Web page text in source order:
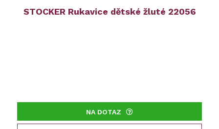
STOCKER Rukavice dětské žluté 22056
NA DOTAZ